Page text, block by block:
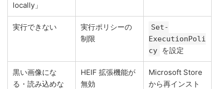
locally」
実行できない
実行ポリシーの
制限
Set-
ExecutionPoli
cy
を設定
黒い画像にな
る・読み込めな
HEIF 拡張機能が
無効
Microsoft Store
から再インスト